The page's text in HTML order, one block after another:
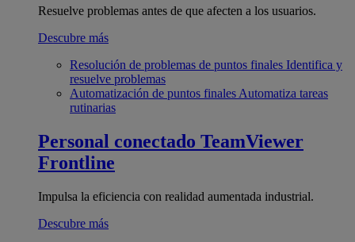
Resuelve problemas antes de que afecten a los usuarios.
Descubre más
Resolución de problemas de puntos finales Identifica y
resuelve problemas
Automatización de puntos finales Automatiza tareas
rutinarias
Personal conectado TeamViewer
Frontline
Impulsa la eficiencia con realidad aumentada industrial.
Descubre más